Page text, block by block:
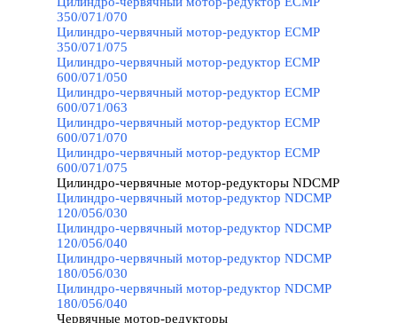
350/071/070
Цилиндро-червячный мотор-редуктор ECMP
350/071/075
Цилиндро-червячный мотор-редуктор ECMP
600/071/050
Цилиндро-червячный мотор-редуктор ECMP
600/071/063
Цилиндро-червячный мотор-редуктор ECMP
600/071/070
Цилиндро-червячный мотор-редуктор ECMP
600/071/075
Цилиндро-червячные мотор-редукторы NDCMP
Цилиндро-червячный мотор-редуктор NDCMP
120/056/030
Цилиндро-червячный мотор-редуктор NDCMP
120/056/040
Цилиндро-червячный мотор-редуктор NDCMP
180/056/030
Цилиндро-червячный мотор-редуктор NDCMP
180/056/040
Червячные мотор-редукторы